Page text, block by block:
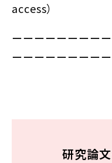
access）
ーーーーーーーー
ーーーーーーーー
研究論文